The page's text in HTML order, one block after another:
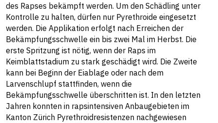
des Rapses bekämpft werden. Um den Schädling unter
Kontrolle zu halten, dürfen nur Pyrethroide eingesetzt
werden. Die Applikation erfolgt nach Erreichen der
Bekämpfungsschwelle ein bis zwei Mal im Herbst. Die
erste Spritzung ist nötig, wenn der Raps im
Keimblattstadium zu stark geschädigt wird. Die Zweite
kann bei Beginn der Eiablage oder nach dem
Larvenschlupf stattfinden, wenn die
Bekämpfungsschwelle überschritten ist. In den letzten
Jahren konnten in rapsintensiven Anbaugebieten im
Kanton Zürich Pyrethroidresistenzen nachgewiesen